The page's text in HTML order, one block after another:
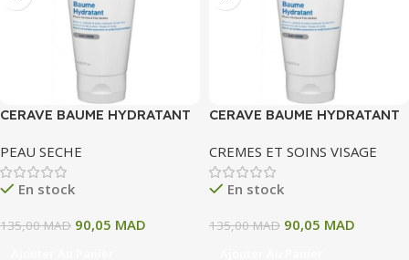
CERAVE BAUME HYDRATANT
PEAU SECHE
En stock
135,00MAD 90,05 MAD
CERAVE BAUME HYDRATANT
CREMES ET SOINS VISAGE
En stock
135,00MAD 90,05 MAD